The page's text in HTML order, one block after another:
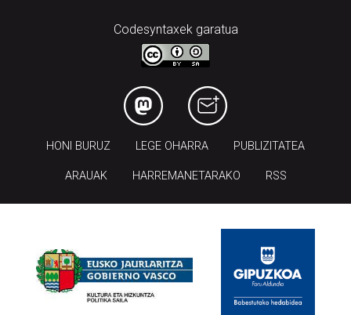
Codesyntaxek garatua
HONI BURUZ LEGE OHARRA PUBLIZITATEA
ARAUAK HARREMANETARAKO RSS